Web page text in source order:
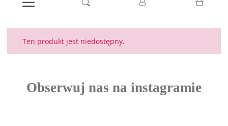
Ten produkt jest niedostępny.